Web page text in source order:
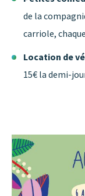
de la
carriole,
Location de
15€ la demi-